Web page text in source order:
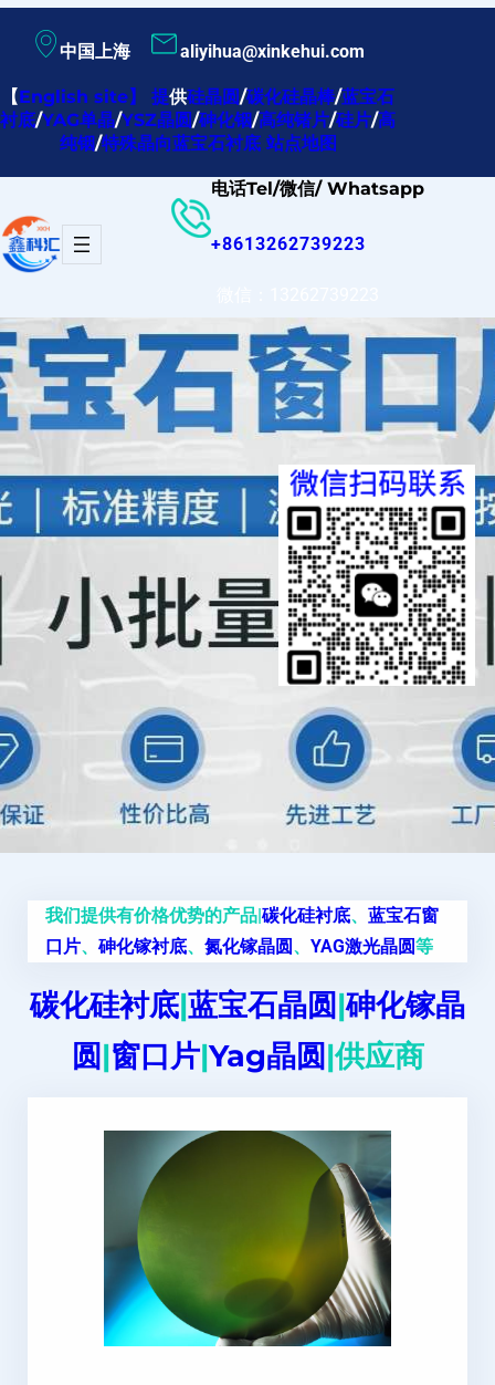
内
容
中国上海 aliyihua@xinkehui.com
【English site】提供硅晶圆/碳化硅晶棒/蓝宝石
衬底/YAG单晶/YSZ晶圆/砷化铟/高纯锗片/硅片/高
纯铟/特殊晶向蓝宝石衬底 站点地图
电话Tel/微信/ Whatsapp
+8613262739223
我们提供有价格优势的产品|碳化硅衬底、 蓝宝石窗
口片、 砷化镓衬底、 氮化镓晶圆、 YAG激光晶圆等
碳化硅衬底|蓝宝石晶圆|砷化镓晶
圆|窗口片|Yag晶圆|供应商